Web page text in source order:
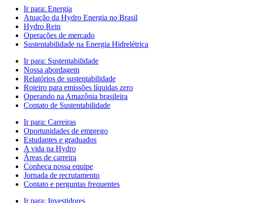
Ir para: Energia
Atuação da Hydro Energia no Brasil
Hydro Rein
Operações de mercado
Sustentabilidade na Energia Hidrelétrica
Ir para: Sustentabilidade
Nossa abordagem
Relatórios de sustentabilidade
Roteiro para emissões líquidas zero
Operando na Amazônia brasileira
Contato de Sustentabilidade
Ir para: Carreiras
Oportunidades de emprego
Estudantes e graduados
A vida na Hydro
Áreas de carreira
Conheça nossa equipe
Jornada de recrutamento
Contato e perguntas frequentes
Ir para: Investidores